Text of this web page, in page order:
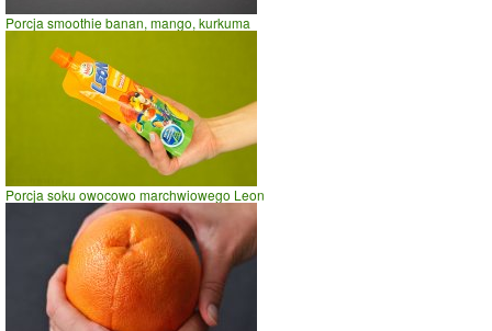
Porcja smoothie banan, mango, kurkuma
Porcja soku owocowo marchwiowego Leon